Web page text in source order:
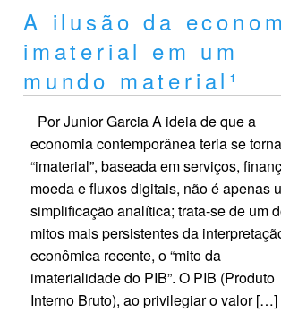
A ilusão da
imaterial em um
mundo material¹
Por Junior Garcia A ideia de que a
economia contemporânea teria se
“imaterial”, baseada em serviços,
moeda e fluxos digitais, não é apenas
simplificação analítica; trata-se de um
mitos mais persistentes da
econômica recente, o “mito da
imaterialidade do PIB”. O PIB (Produto
Interno Bruto), ao privilegiar o valor […]